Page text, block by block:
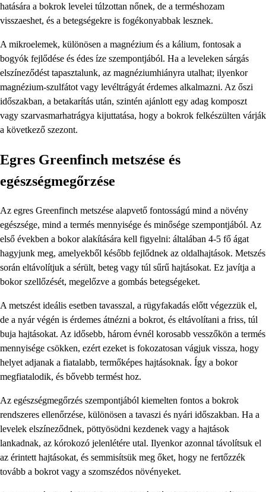
hatására a bokrok levelei túlzottan nőnek, de a terméshozam
visszaeshet, és a betegségekre is fogékonyabbak lesznek.
A mikroelemek, különösen a magnézium és a kálium, fontosak a
bogyók fejlődése és édes íze szempontjából. Ha a leveleken sárgás
elszíneződést tapasztalunk, az magnéziumhiányra utalhat; ilyenkor
magnézium-szulfátot vagy levéltrágyát érdemes alkalmazni. Az őszi
időszakban, a betakarítás után, szintén ajánlott egy adag komposzt
vagy szarvasmarhatrágya kijuttatása, hogy a bokrok felkészülten várják
a következő szezont.
Egres Greenfinch metszése és
egészségmegőrzése
Az egres Greenfinch metszése alapvető fontosságú mind a növény
egészsége, mind a termés mennyisége és minősége szempontjából. Az
első években a bokor alakítására kell figyelni: általában 4-5 fő ágat
hagyjunk meg, amelyekből később fejlődnek az oldalhajtások. Metszés
során eltávolítjuk a sérült, beteg vagy túl sűrű hajtásokat. Ez javítja a
bokor szellőzését, megelőzve a gombás betegségeket.
A metszést ideális esetben tavasszal, a rügyfakadás előtt végezzük el,
de a nyár végén is érdemes átnézni a bokrot, és eltávolítani a friss, túl
buja hajtásokat. Az idősebb, három évnél korosabb vesszőkön a termés
mennyisége csökken, ezért ezeket is fokozatosan vágjuk vissza, hogy
helyet adjanak a fiatalabb, termőképes hajtásoknak. Így a bokor
megfiatalodik, és bővebb termést hoz.
Az egészségmegőrzés szempontjából kiemelten fontos a bokrok
rendszeres ellenőrzése, különösen a tavaszi és nyári időszakban. Ha a
levelek elszíneződnek, pöttyösödni kezdenek vagy a hajtások
lankadnak, az kórokozó jelenlétére utal. Ilyenkor azonnal távolítsuk el
az érintett hajtásokat, és semmisítsük meg őket, hogy ne fertőzzék
tovább a bokrot vagy a szomszédos növényeket.